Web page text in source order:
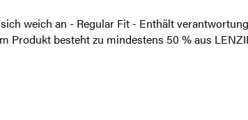
weich an - Regular Fit - Enthält
Produkt besteht zu mindestens 50 % aus